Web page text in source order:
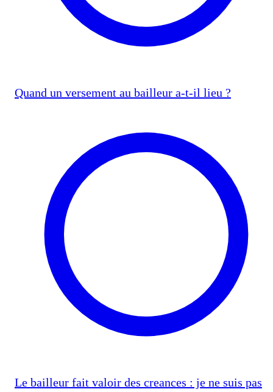
Quand un versement au bailleur a-t-il lieu ?
Le bailleur fait valoir des creances : je ne suis pas